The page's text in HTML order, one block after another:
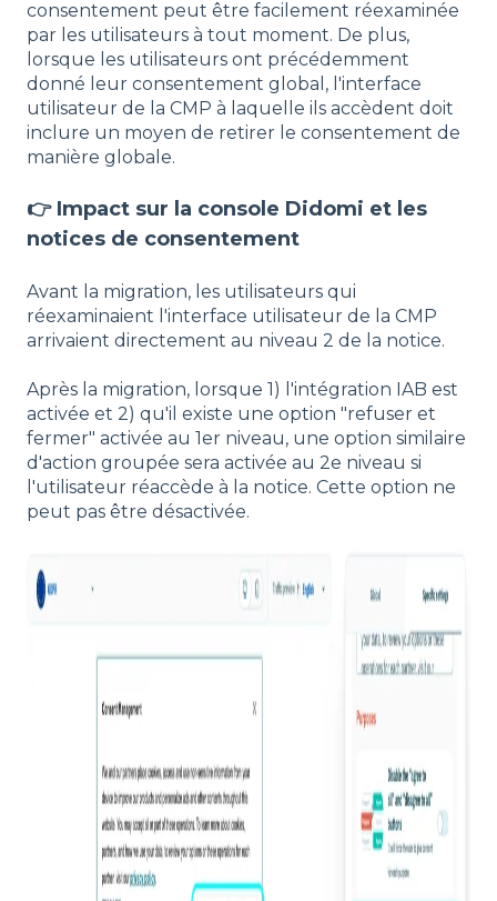
consentement peut être facilement réexaminée
par les utilisateurs à tout moment. De plus,
lorsque les utilisateurs ont précédemment
donné leur consentement global, l'interface
utilisateur de la CMP à laquelle ils accèdent doit
inclure un moyen de retirer le consentement de
manière globale.
👉 Impact sur la console Didomi et les
notices de consentement
Avant la migration, les utilisateurs qui
réexaminaient l'interface utilisateur de la CMP
arrivaient directement au niveau 2 de la notice.
Après la migration, lorsque 1) l'intégration IAB est
activée et 2) qu'il existe une option "refuser et
fermer" activée au 1er niveau, une option similaire
d'action groupée sera activée au 2e niveau si
l'utilisateur réaccède à la notice. Cette option ne
peut pas être désactivée.